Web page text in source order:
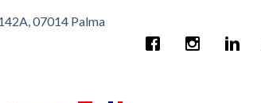
07014 Palma